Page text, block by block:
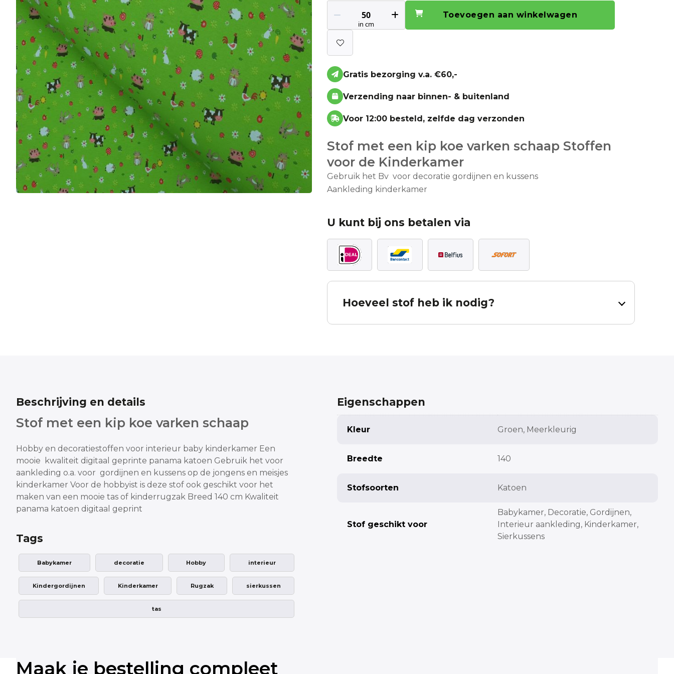
Toevoegen aan winkelwagen
Gratis bezorging v.a. €60,-
Verzending naar binnen- & buitenland
Voor 12:00 besteld, zelfde dag verzonden
Stof met een kip koe varken schaap Stoffen
voor de Kinderkamer
Gebruik het Bv voor decoratie gordijnen en kussens
Aankleding kinderkamer
U kunt bij ons betalen via
Hoeveel stof heb ik nodig?
Measured height
cm
Beschrijving en details
Stof met een kip koe varken schaap
Hobby en decoratiestoffen voor interieur baby kinderkamer Een
mooie kwaliteit digitaal geprinte panama katoen Gebruik het voor
aankleding o.a. voor gordijnen en kussens op de jongens en meisjes
kinderkamer Voor de hobbyist is deze stof ook geschikt voor het
maken van een mooie tas of kinderrugzak Breed 140 cm Kwaliteit
panama katoen digitaal geprint
Tags
Babykamer decoratie Hobby interieur
Kindergordijnen Kinderkamer Rugzak sierkussen
tas
Eigenschappen
Kleur Groen, Meerkleurig
Breedte 140
Stofsoorten Katoen
Stof geschikt voor
Babykamer, Decoratie, Gordijnen,
Interieur aankleding, Kinderkamer,
Sierkussens
Maak je bestelling compleet